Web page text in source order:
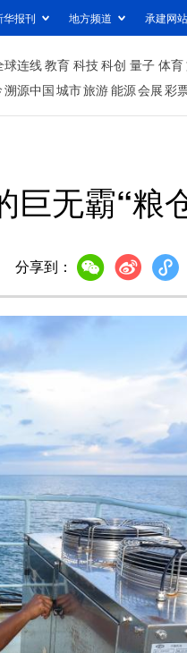
华报刊 地方频道 承建网站
球连线教育 科技科创 量子 体育
溯源中国城市旅游能源会展彩
无霸“粮
分享到：